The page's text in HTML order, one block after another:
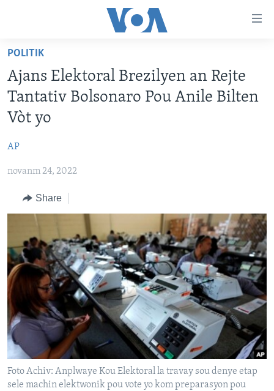
Skip
main
content
Skip
main
Skip
Search
LÈZETAZINI
AMERIK LATIN
VIDEO
FLASHPOINT IKRÈN
Learning English
SUIV NOU
Languages
POLITIK
Ajans Elektoral Brezilyen an Rejte
Tantativ Bolsonaro Pou Anile Bilten
Vòt yo
AP
novanm 24, 2022
Share
Foto Achiv: Anplwaye Kou Elektoral la travay sou denye etap
sele machin elektwonik pou vote yo kom preparasyon pou